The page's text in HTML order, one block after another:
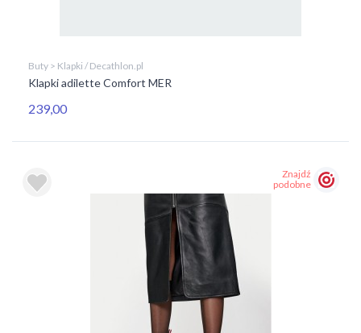
Buty > Klapki / Decathlon.pl
Klapki adilette Comfort MER
239,00
Znajdź
podobne